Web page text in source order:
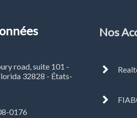
road, suite 101 -
32828 - États-
0176
Nos